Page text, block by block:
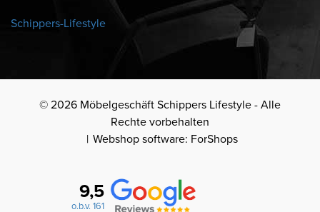
Schippers-Lifestyle
© 2026 Möbelgeschäft Schippers Lifestyle - Alle
Rechte vorbehalten
Webshop software: ForShops
9,5
o.b.v. 161